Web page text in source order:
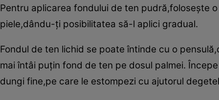
Pentru aplicarea fondului de ten pudră,foloseşte
piele,dându-ţi posibilitatea să-l aplici gradual.
Fondul de ten lichid se poate întinde cu o
mai întâi puţin fond de ten pe dosul palmei.
dungi fine,pe care le estompezi cu ajutorul